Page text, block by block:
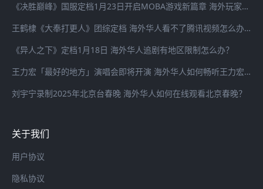
《决胜巅峰》国服定档1月23日开启MOBA游戏新篇章 海外玩家登录国服游戏延迟高怎么办？
王鹤棣《大奉打更人》团综定档 海外华人看不了腾讯视频怎么办？
《异人之下》定档1月18日 海外华人追剧有地区限制怎么办？
王力宏「最好的地方」演唱会即将开演 海外华人如何畅听王力宏最新歌曲
刘宇宁录制2025年北京台春晚 海外华人如何在线观看北京春晚？
关于我们
用户协议
隐私协议